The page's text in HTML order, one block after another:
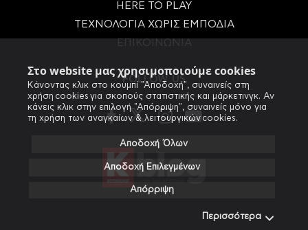
Στο website μας χρησιμοποιούμε cookies
Κάνοντας κλικ στο κουμπί "Αποδοχή", συναινείς στη
χρήση cookies για σκοπούς στατιστικής και μάρκετινγκ. Αν
κάνεις κλικ στην επιλογή "Απόρριψη", συναινείς μόνο για
τη χρήση των αναγκαίων & λειτουργικών cookies.
Αποδοχή Όλων
Αποδοχή Επιλεγμένων
Απόρριψη
Περισσότερα
HERE TO PLAY
ΤΕΧΝΟΛΟΓΙΑ ΧΩΡΙΣ ΕΜΠΟΔΙΑ
FOLLOW US